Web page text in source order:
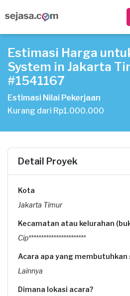
Estimasi Harga
System in Jakarta
#1541167
Estimasi Nilai Pekerjaan
Kurang dari Rp1.000.000
Detail Proyek
Kota
Jakarta Timur
Kecamatan atau kelurahan
Cip***********************
Acara apa yang membutuhkan
Lainnya
Dimana lokasi acara?